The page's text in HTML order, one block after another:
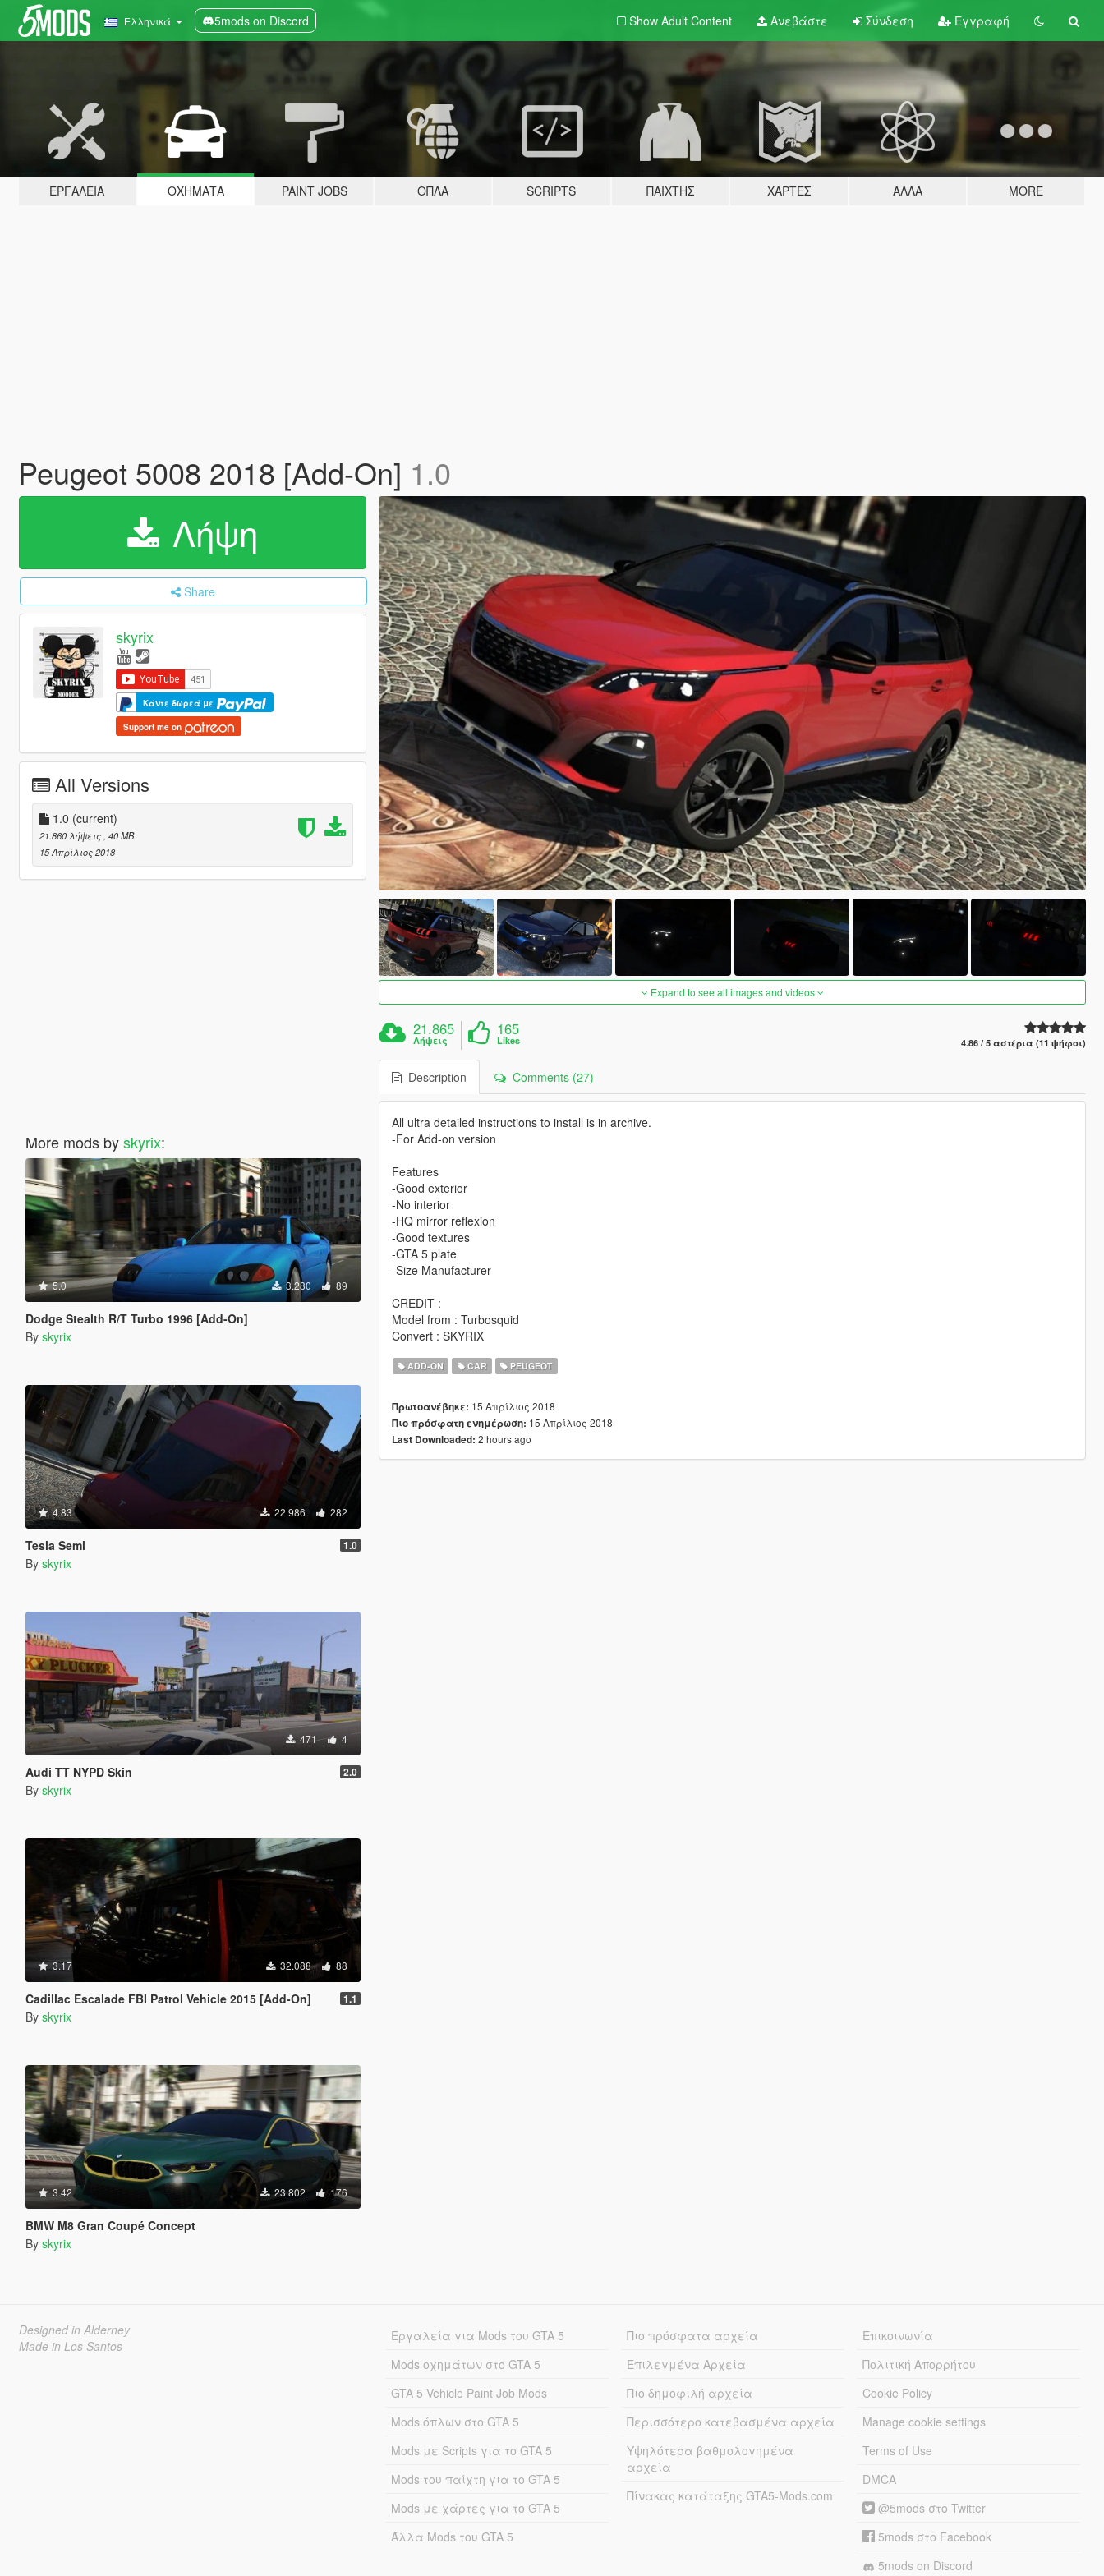
Ελληνικά 5mods on Discord Show Adult Content Ανεβάστε Σύνδεση Εγγραφή
ΕΡΓΑΛΕΊΑ ΟΧΉΜΑΤΑ PAINT JOBS ΌΠΛΑ SCRIPTS ΠΑΊΧΤΗΣ ΧΆΡΤΕΣ ΆΛΛΑ MORE
Peugeot 5008 2018 [Add-On] 1.0
Λήψη
Share
skyrix
Κάντε δωρεά με
Support me on
All Versions
1.0 (current)
21.860 λήψεις, 40 MB
15 Απρίλιος 2018
More mods byskyrix:
5.0 3.280 89
Dodge Stealth R/T Turbo 1996 [Add-On]
By skyrix
4.83 22.986 282
Tesla Semi 1.0
By skyrix
471 4
Audi TT NYPD Skin 2.0
By skyrix
3.17 32.088 88
Cadillac Escalade FBI Patrol Vehicle 2015 [Add-On] 1.1
By skyrix
3.42 23.802 176
BMW M8 Gran Coupé Concept
By skyrix
Expand to see all images and videos
21.865
Λήψεις
165
Likes 4.86 / 5 αστέρια (11 ψήφοι)
Description Comments (27)
All ultra detailed instructions to install is in archive.
-For Add-on version
Features
-Good exterior
-No interior
-HQ mirror reflexion
-Good textures
-GTA 5 plate
-Size Manufacturer
CREDIT :
Model from : Turbosquid
Convert : SKYRIX
ADD-ON CAR PEUGEOT
Πρωτοανέβηκε: 15 Απρίλιος 2018
Πιο πρόσφατη ενημέρωση: 15 Απρίλιος 2018
Last Downloaded: 2 hours ago
Designed in Alderney
Made in Los Santos
Εργαλεία για Mods του GTA 5
Mods οχημάτων στο GTA 5
GTA 5 Vehicle Paint Job Mods
Mods όπλων στο GTA 5
Mods με Scripts για το GTA 5
Mods του παίχτη για το GTA 5
Mods με χάρτες για το GTA 5
Άλλα Mods του GTA 5
Πιο πρόσφατα αρχεία
Επιλεγμένα Αρχεία
Πιο δημοφιλή αρχεία
Περισσότερο κατεβασμένα αρχεία
Υψηλότερα βαθμολογημένα
αρχεία
Πίνακας κατάταξης GTA5-Mods.com
Επικοινωνία
Πολιτική Απορρήτου
Cookie Policy
Manage cookie settings
Terms of Use
DMCA
@5mods στο Twitter
5mods στο Facebook
5mods on Discord